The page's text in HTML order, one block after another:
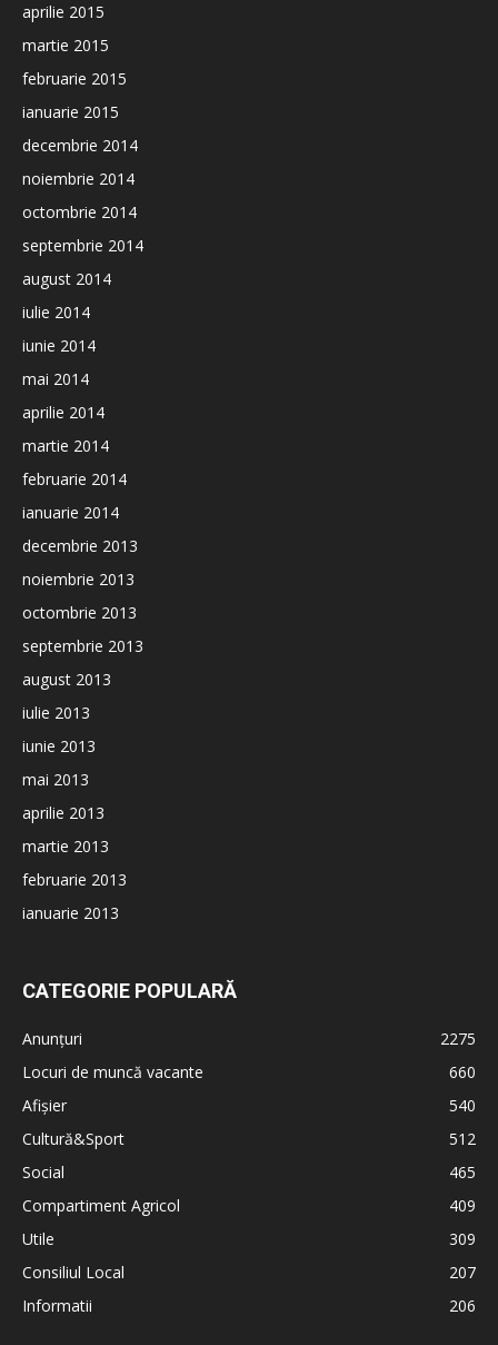
aprilie 2015
martie 2015
februarie 2015
ianuarie 2015
decembrie 2014
noiembrie 2014
octombrie 2014
septembrie 2014
august 2014
iulie 2014
iunie 2014
mai 2014
aprilie 2014
martie 2014
februarie 2014
ianuarie 2014
decembrie 2013
noiembrie 2013
octombrie 2013
septembrie 2013
august 2013
iulie 2013
iunie 2013
mai 2013
aprilie 2013
martie 2013
februarie 2013
ianuarie 2013
CATEGORIE POPULARĂ
Anunțuri
2275
Locuri de muncă vacante
660
Afișier
540
Cultură&Sport
512
Social
465
Compartiment Agricol
409
Utile
309
Consiliul Local
207
Informatii
206